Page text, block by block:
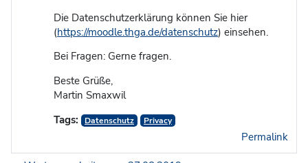
Die Datenschutzerklärung können Sie hier
(https://moodle.thga.de/datenschutz) einsehen.
Bei Fragen: Gerne fragen.
Beste Grüße,
Martin Smaxwil
Tags:
Datenschutz Privacy
Permalink